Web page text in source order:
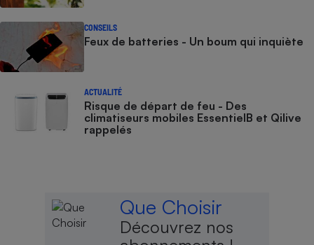
CONSEILS
Feux de batteries - Un boum qui inquiète
ACTUALITÉ
Risque de départ de feu - Des
climatiseurs mobiles EssentielB et Qilive
rappelés
Que Choisir
Découvrez nos